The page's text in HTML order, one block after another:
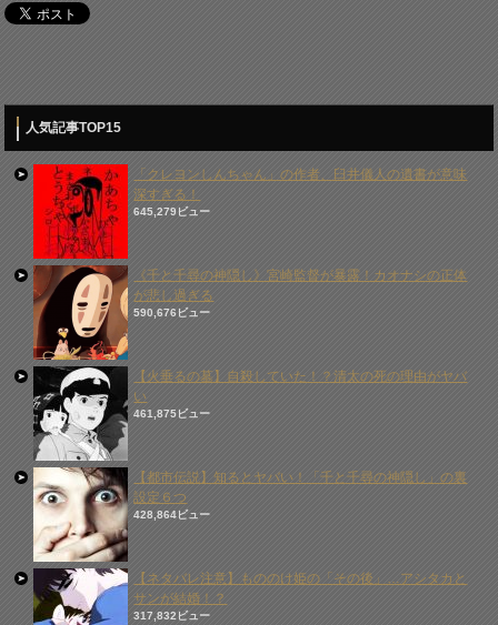
人気記事TOP15
「クレヨンしんちゃん」の作者、臼井儀人の遺書が意味
深すぎる！
645,279ビュー
《千と千尋の神隠し》宮崎監督が暴露！カオナシの正体
が悲し過ぎる
590,676ビュー
【火垂るの墓】自殺していた！？清太の死の理由がヤバ
い
461,875ビュー
【都市伝説】知るとヤバい！「千と千尋の神隠し」の裏
設定６つ
428,864ビュー
【ネタバレ注意】もののけ姫の「その後」…アシタカと
サンが結婚！？
317,832ビュー